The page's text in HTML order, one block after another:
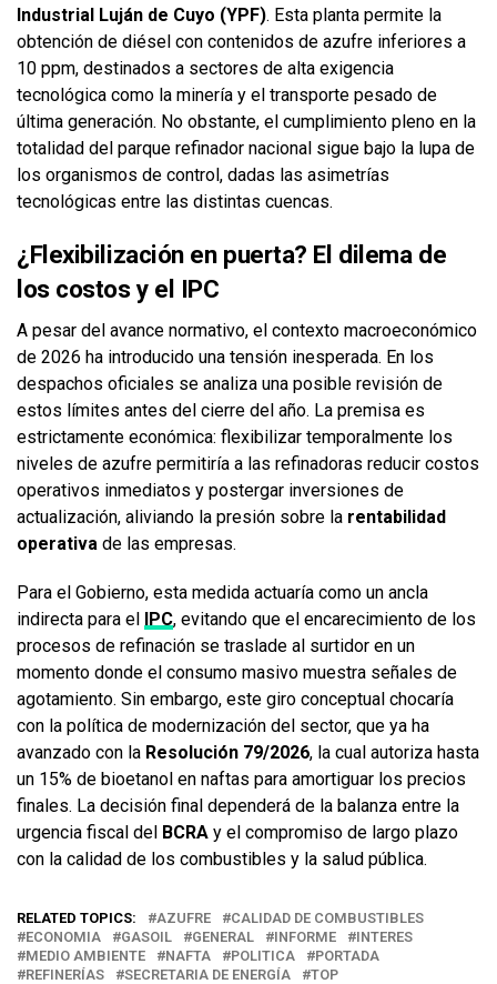
Industrial Luján de Cuyo (YPF). Esta planta permite la
obtención de diésel con contenidos de azufre inferiores a
10 ppm, destinados a sectores de alta exigencia
tecnológica como la minería y el transporte pesado de
última generación. No obstante, el cumplimiento pleno en la
totalidad del parque refinador nacional sigue bajo la lupa de
los organismos de control, dadas las asimetrías
tecnológicas entre las distintas cuencas.
¿Flexibilización en puerta? El dilema de
los costos y el IPC
A pesar del avance normativo, el contexto macroeconómico
de 2026 ha introducido una tensión inesperada. En los
despachos oficiales se analiza una posible revisión de
estos límites antes del cierre del año. La premisa es
estrictamente económica: flexibilizar temporalmente los
niveles de azufre permitiría a las refinadoras reducir costos
operativos inmediatos y postergar inversiones de
actualización, aliviando la presión sobre la rentabilidad
operativa de las empresas.
Para el Gobierno, esta medida actuaría como un ancla
indirecta para el IPC, evitando que el encarecimiento de los
procesos de refinación se traslade al surtidor en un
momento donde el consumo masivo muestra señales de
agotamiento. Sin embargo, este giro conceptual chocaría
con la política de modernización del sector, que ya ha
avanzado con la Resolución 79/2026, la cual autoriza hasta
un 15% de bioetanol en naftas para amortiguar los precios
finales. La decisión final dependerá de la balanza entre la
urgencia fiscal del BCRA y el compromiso de largo plazo
con la calidad de los combustibles y la salud pública.
RELATED TOPICS: AZUFRE
CALIDAD DE COMBUSTIBLES
ECONOMIA
GASOIL GENERAL INFORME
INTERES
MEDIO AMBIENTE
NAFTA POLITICA
PORTADA
REFINERÍAS
SECRETARIA DE ENERGÍA TOP